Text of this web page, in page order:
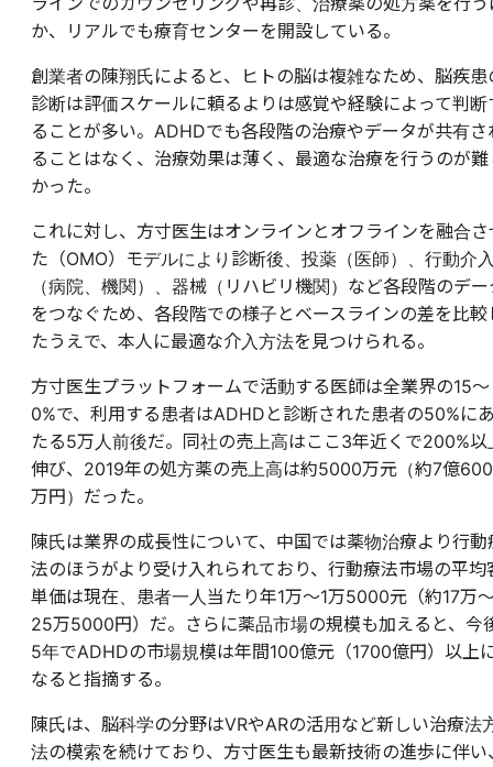
か、リアルでも療育センターを開設している。
創業者の陳翔氏によると、ヒトの脳は複雑なため、脳疾患
診断は評価スケールに頼るよりは感覚や経験によって判断
ることが多い。ADHDでも各段階の治療やデータが共有さ
ることはなく、治療効果は薄く、最適な治療を行うのが難
かった。
これに対し、方寸医生はオンラインとオフラインを融合さ
た（OMO）モデルにより診断後、投薬（医師）、行動介
（病院、機関）、器械（リハビリ機関）など各段階のデー
をつなぐため、各段階での様子とベースラインの差を比較
たうえで、本人に最適な介入方法を見つけられる。
方寸医生プラットフォームで活動する医師は全業界の15～
0%で、利用する患者はADHDと診断された患者の50%に
たる5万人前後だ。同社の売上高はここ3年近くで200%以
伸び、2019年の処方薬の売上高は約5000万元（約7億
万円）だった。
陳氏は業界の成長性について、中国では薬物治療より行動
法のほうがより受け入れられており、行動療法市場の平均
単価は現在、患者一人当たり年1万～1万5000元（約17万
25万5000円）だ。さらに薬品市場の規模も加えると、今
5年でADHDの市場規模は年間100億元（1700億円）以上
なると指摘する。
陳氏は、脳科学の分野はVRやARの活用など新しい治療法
法の模索を続けており、方寸医生も最新技術の進歩に伴い